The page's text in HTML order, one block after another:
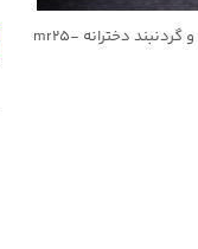
ست دستبند/پابند و گردنبند دخترانه mr25-